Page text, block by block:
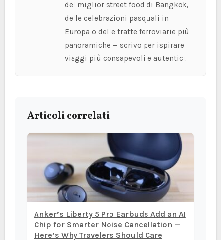
del miglior street food di Bangkok,
delle celebrazioni pasquali in
Europa o delle tratte ferroviarie più
panoramiche — scrivo per ispirare
viaggi più consapevoli e autentici.
Articoli correlati
Anker’s Liberty 5 Pro Earbuds Add an AI
Chip for Smarter Noise Cancellation —
Here’s Why Travelers Should Care